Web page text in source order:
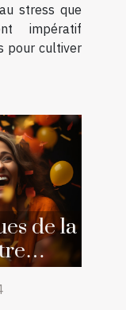
stress que
impératif
pour cultiver
de la